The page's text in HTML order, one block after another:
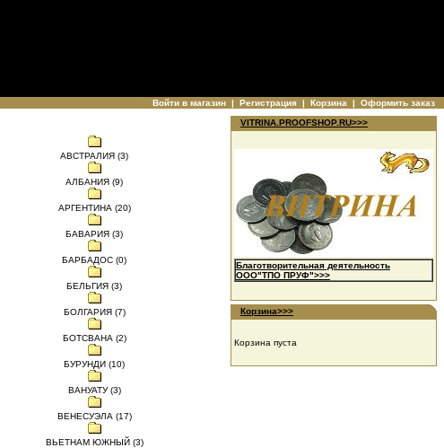
Войти в магазин | Регистрация | Корзина | Оформить заказ
АВСТРАЛИЯ (3)
АЛБАНИЯ (9)
АРГЕНТИНА (20)
БАВАРИЯ (3)
БАРБАДОС (0)
БЕЛЬГИЯ (3)
БОЛГАРИЯ (7)
БОТСВАНА (2)
БУРУНДИ (10)
ВАНУАТУ (3)
ВЕНЕСУЭЛА (17)
ВЬЕТНАМ ЮЖНЫЙ (3)
VITRINA.PROOFSHOP.RU>>>
Благотворительная деятельность
ООО"ТПО ПРУФ">>>
Корзина>>>
Корзина пуста